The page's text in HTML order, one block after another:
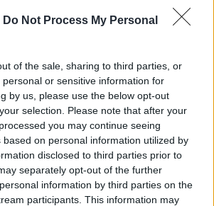
Do Not Process My Personal
of the sale, sharing to third parties, or
or sensitive information for
by us, please use the below opt-out
selection. Please note that after your
you may continue seeing
based on personal information utilized by
disclosed to third parties prior to
separately opt-out of the further
information by third parties on the
participants. This information may
kormány: íme a mérleg!
júl. 21.